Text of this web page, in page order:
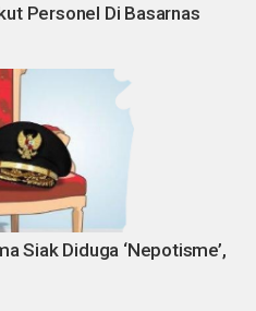
Personel Di Basarnas
Siak Diduga ‘Nepotisme’,